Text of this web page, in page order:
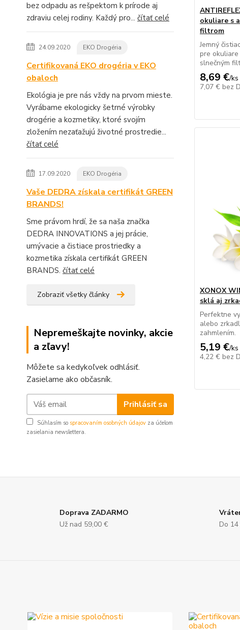
bez odpadu as rešpektom k prírode aj
zdraviu celej rodiny. Každý pro... čítať celé
24.09.2020 EKO Drogéria
Certifikovaná EKO drogéria v EKO
obaloch
Ekológia je pre nás vždy na prvom mieste.
Vyrábame ekologicky šetrné výrobky
drogérie a kozmetiky, ktoré svojím
zložením nezaťažujú životné prostredie...
čítať celé
17.09.2020 EKO Drogéria
Vaše DEDRA získala certifikát GREEN
BRANDS!
Sme právom hrdí, že sa naša značka
DEDRA INNOVATIONS a jej prácie,
umývacie a čistiace prostriedky a
kozmetika získala certifikát GREEN
BRANDS. čítať celé
Zobraziť všetky články
Nepremeškajte novinky, akcie
a zľavy!
Môžete sa kedykoľvek odhlásiť.
Zasielame ako občasník.
Prihlásiť sa
Súhlasím so spracovaním osobných údajov za účelom
zasielania newslettera.
okuliare s
filtrom
Jemný
pre
slnečným
8,69 €/ks
7,07 € bez
XONOX
sklá aj
Perfektne
alebo
zahmlením.
5,19 €/ks
4,22 € bez
Doprava ZADARMO
Už nad 59,00 €
Do 14